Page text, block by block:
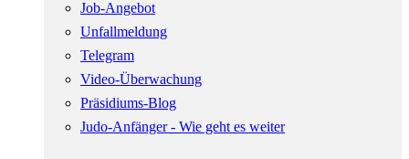
Job-Angebot
Unfallmeldung
Telegram
Video-Überwachung
Präsidiums-Blog
Judo-Anfänger - Wie geht es weiter